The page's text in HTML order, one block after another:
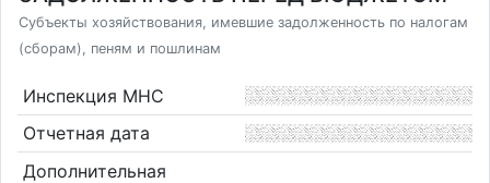
Субъекты хозяйствования, имевшие задолженность по налогам
(сборам), пеням и пошлинам
Инспекция МНС
Отчетная дата
Дополнительная